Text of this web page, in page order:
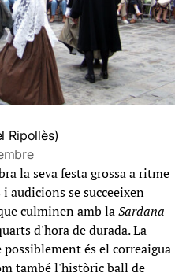
Ripollès)
la seva festa grossa a ritme
audicions se succeeixen
culminen amb laSardana
d'hora de durada. La
és el correaigua
també l'històric ball de